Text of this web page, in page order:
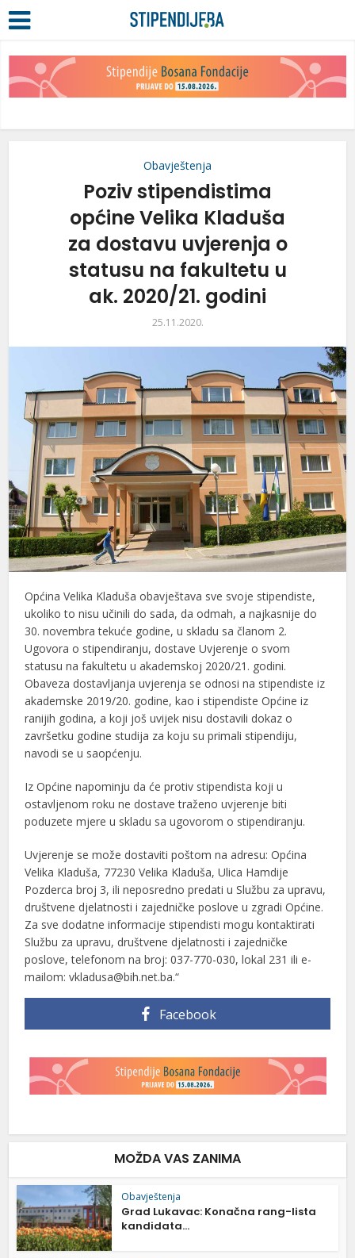
Obavještenja
Poziv stipendistima
općine Velika Kladuša
za dostavu uvjerenja o
statusu na fakultetu u
ak. 2020/21. godini
25.11.2020.
Općina Velika Kladuša obavještava sve svoje stipendiste,
ukoliko to nisu učinili do sada, da odmah, a najkasnije do
30. novembra tekuće godine, u skladu sa članom 2.
Ugovora o stipendiranju, dostave Uvjerenje o svom
statusu na fakultetu u akademskoj 2020/21. godini.
Obaveza dostavljanja uvjerenja se odnosi na stipendiste iz
akademske 2019/20. godine, kao i stipendiste Općine iz
ranijih godina, a koji još uvijek nisu dostavili dokaz o
završetku godine studija za koju su primali stipendiju,
navodi se u saopćenju.
Iz Općine napominju da će protiv stipendista koji u
ostavljenom roku ne dostave traženo uvjerenje biti
poduzete mjere u skladu sa ugovorom o stipendiranju.
Uvjerenje se može dostaviti poštom na adresu: Općina
Velika Kladuša, 77230 Velika Kladuša, Ulica Hamdije
Pozderca broj 3, ili neposredno predati u Službu za upravu,
društvene djelatnosti i zajedničke poslove u zgradi Općine.
Za sve dodatne informacije stipendisti mogu kontaktirati
Službu za upravu, društvene djelatnosti i zajedničke
poslove, telefonom na broj: 037-770-030, lokal 231 ili e-
mailom: vkladusa@bih.net.ba.“
Facebook
MOŽDA VAS ZANIMA
Obavještenja
Grad Lukavac: Konačna rang-lista
kandidata...